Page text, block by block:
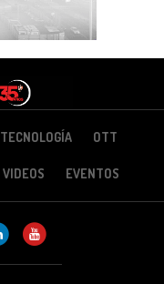
TECNOLOGÍA OTT
VIDEOS EVENTOS